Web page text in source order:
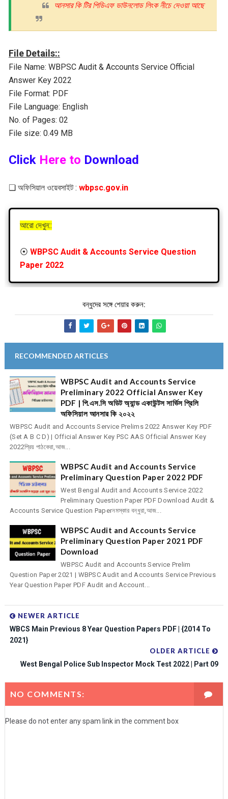
আনসার কি টির পিডিএফ ডাউনলোড লিংক নীচে দেওয়া আছে
File Details::
File Name: WBPSC Audit & Accounts Service Official
Answer Key 2022
File Format: PDF
File Language: English
No. of Pages: 02
File size: 0.49 MB
Click Here to Download
❏ অফিসিয়াল ওয়েবসাইট : wbpsc.gov.in
আরো দেখুন::
⦿ WBPSC Audit & Accounts Service Question
Paper 2022
বন্ধুদের সঙ্গে শেয়ার করুন:
RECOMMENDED ARTICLES
WBPSC Audit and Accounts Service
Preliminary 2022 Official Answer Key
PDF | পি.এস.সি অডিট অ্যান্ড একাউন্টস সার্ভিস প্রিলি
অফিসিয়াল আনসার কি ২০২২
WBPSC Audit and Accounts Service Prelims 2022 Answer Key PDF
(Set A B C D) | Official Answer Key PSC AAS Official Answer Key
2022প্রিয় পাঠকেরা,আজ...
WBPSC Audit and Accounts Service
Preliminary Question Paper 2022 PDF
West Bengal Audit and Accounts Service 2022
Preliminary Question Paper PDF Download Audit &
Accounts Service Question Paperনমস্কার বন্ধুরা,আজ...
WBPSC Audit and Accounts Service
Preliminary Question Paper 2021 PDF
Download
WBPSC Audit and Accounts Service Prelim
Question Paper 2021 | WBPSC Audit and Accounts Service Previous
Year Question Paper PDF Audit and Account...
NEWER ARTICLE
WBCS Main Previous 8 Year Question Papers PDF | {2014 To
2021}
OLDER ARTICLE
West Bengal Police Sub Inspector Mock Test 2022 | Part 09
NO COMMENTS:
Please do not enter any spam link in the comment box